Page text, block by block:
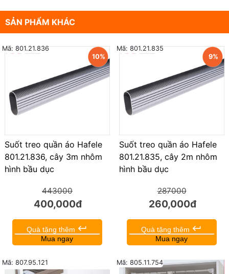
SẢN PHẨM KHÁC
10%
Suốt treo quần áo Hafele
801.21.836, cây 3m nhôm
hình bầu dục
Mã: 801.21.836
443000
400,000đ
Quà tặng thêm keyboard_return
Mua ngay
9%
Suốt treo quần áo Hafele
801.21.835, cây 2m nhôm
hình bầu dục
Mã: 801.21.835
287000
260,000đ
Quà tặng thêm keyboard_return
Mua ngay
Mã: 807.95.121 Mã: 805.11.754